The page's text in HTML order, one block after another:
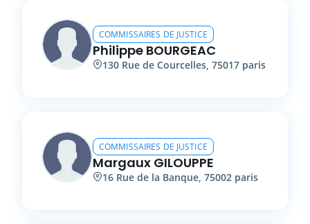
COMMISSAIRES DE JUSTICE
Philippe BOURGEAC
130 Rue de Courcelles, 75017 paris
COMMISSAIRES DE JUSTICE
Margaux GILOUPPE
16 Rue de la Banque, 75002 paris